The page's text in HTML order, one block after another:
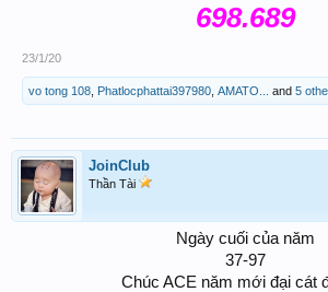
698.689
23/1/20
vo tong 108 Phatlocphattai397980 AMATO... and 5
JoinClub
Thần Tài
Ngày cuối của năm
37-97
Chúc ACE năm mới đại cát